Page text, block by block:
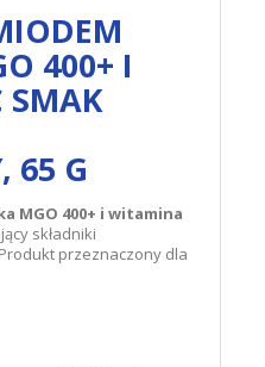
400+ I
65 G
MGO 400+ i witamina
składniki
przeznaczony dla